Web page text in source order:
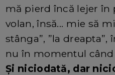
mă pierd încă lejer în
volan, însă... mie să
stânga”, ”la
nu în momentul
Și niciodată, dar